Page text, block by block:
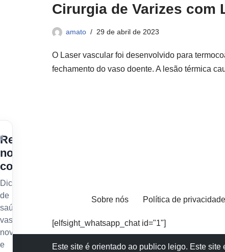
Cirurgia de Varizes com
amato 29 de abril de 2023
O Laser vascular foi desenvolvido para
fechamento do vaso doente. A lesão térmica
Sobre nós Política de privacidade
[elfsight_whatsapp_chat id="1"]
Este site é orientado ao publico leigo. Este
Receba
nossos
conteúdos
Dicas
de
saúde
vascular,
novidades
e